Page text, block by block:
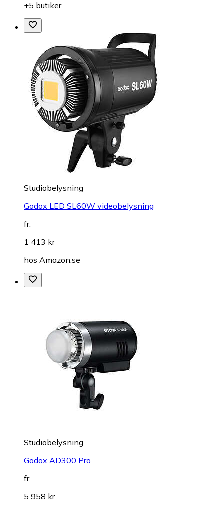
+5 butiker
Studiobelysning
Godox LED SL60W videobelysning
fr.
1 413 kr
hos Amazon.se
Studiobelysning
Godox AD300 Pro
fr.
5 958 kr